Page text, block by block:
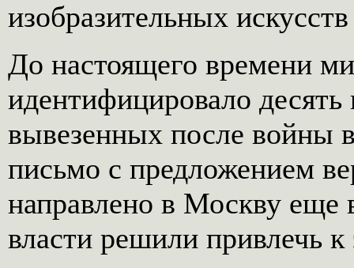
изобразительных
До настоящего времени
идентифицировало десять
вывезенных после войны
письмо с предложением
направлено в Москву еще
власти решили привлечь